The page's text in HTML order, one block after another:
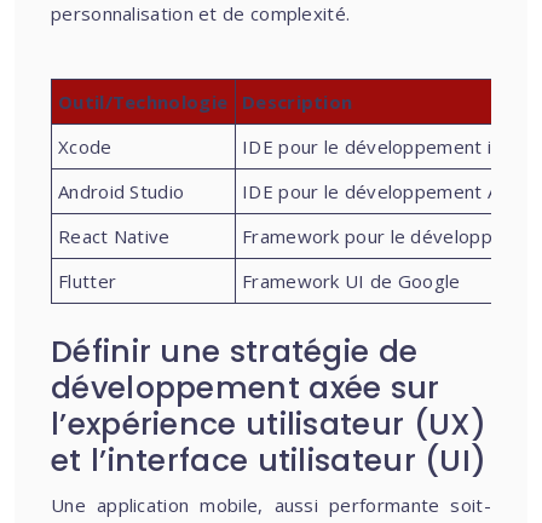
personnalisation et de complexité.
Outil/Technologie
Description
Xcode
IDE pour le développement iOS
Android Studio
IDE pour le développement
React Native
Framework pour le
Flutter
Framework UI de Google
Définir une stratégie de
développement axée sur
l’expérience utilisateur (UX)
et l’interface utilisateur (UI)
Une application mobile, aussi performante soit-